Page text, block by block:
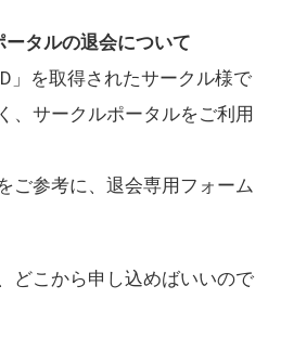
タルの退会について
」を取得されたサークル様で
、サークルポータルをご利用
ご参考に、退会専用フォーム
どこから申し込めばいいので